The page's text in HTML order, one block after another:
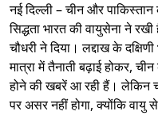
नई दिल्ली – चीन और
सिद्धता भारत की वायुसेना ने
चौधरी ने दिया। लद्दाख के
मात्रा में तैनाती बढ़ाई होकर,
होने की खबरें आ रही हैं। लेकिन
पर असर नहीं होगा, क्योंकि